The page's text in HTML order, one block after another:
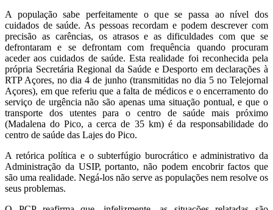
A população sabe perfeitamente o que se passa ao nível dos
cuidados de saúde. As pessoas recordam e podem descrever com
precisão as carências, os atrasos e as dificuldades com que se
defrontaram e se defrontam com frequência quando procuram
aceder aos cuidados de saúde. Esta realidade foi reconhecida pela
própria Secretária Regional da Saúde e Desporto em declarações à
RTP Açores, no dia 4 de junho (transmitidas no dia 5 no Telejornal
Açores), em que referiu que a falta de médicos e o encerramento do
serviço de urgência não são apenas uma situação pontual, e que o
transporte dos utentes para o centro de saúde mais próximo
(Madalena do Pico, a cerca de 35 km) é da responsabilidade do
centro de saúde das Lajes do Pico.
A retórica política e o subterfúgio burocrático e administrativo da
Administração da USIP, portanto, não podem encobrir factos que
são uma realidade. Negá-los não serve as populações nem resolve os
seus problemas.